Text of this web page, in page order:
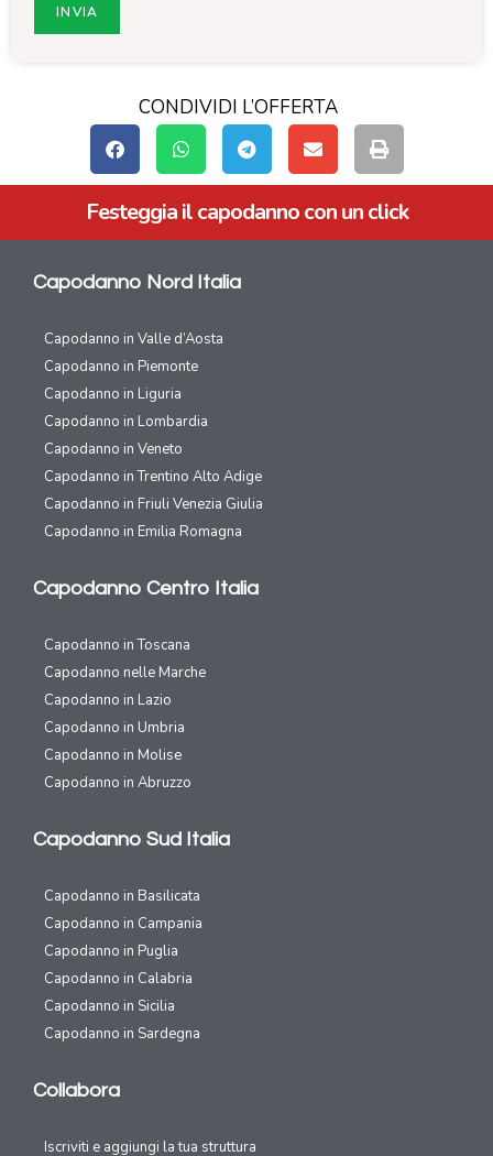
CONDIVIDI L’OFFERTA
Festeggia il capodanno con un click
Capodanno Nord Italia
Capodanno in Valle d’Aosta
Capodanno in Piemonte
Capodanno in Liguria
Capodanno in Lombardia
Capodanno in Veneto
Capodanno in Trentino Alto Adige
Capodanno in Friuli Venezia Giulia
Capodanno in Emilia Romagna
Capodanno Centro Italia
Capodanno in Toscana
Capodanno nelle Marche
Capodanno in Lazio
Capodanno in Umbria
Capodanno in Molise
Capodanno in Abruzzo
Capodanno Sud Italia
Capodanno in Basilicata
Capodanno in Campania
Capodanno in Puglia
Capodanno in Calabria
Capodanno in Sicilia
Capodanno in Sardegna
Collabora
Iscriviti e aggiungi la tua struttura